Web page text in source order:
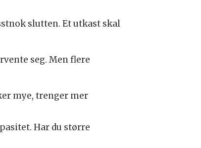
slutten. Et utkast skal
seg. Men flere
mye, trenger mer
Har du større